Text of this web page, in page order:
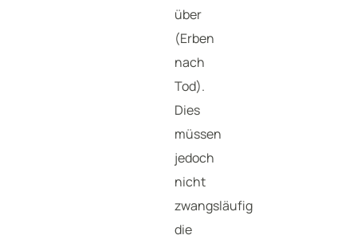
über
(Erben
nach
Tod).
Dies
müssen
jedoch
nicht
zwangsläufig
die